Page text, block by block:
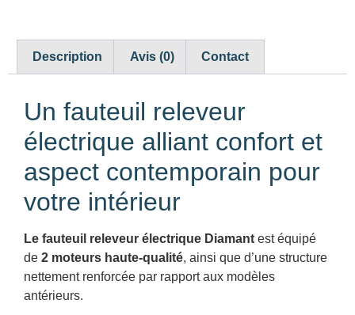
Description Avis (0) Contact
Un fauteuil releveur
électrique alliant confort et
aspect contemporain pour
votre intérieur
Le fauteuil releveur électrique Diamant est équipé
de 2 moteurs haute-qualité, ainsi que d’une structure
nettement renforcée par rapport aux modèles
antérieurs.